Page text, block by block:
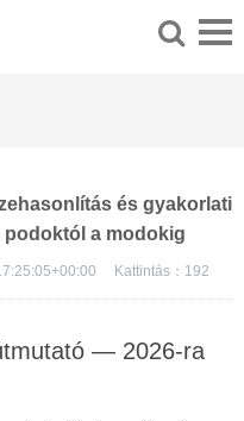
és gyakorlati
a modokig
Kattintás： 192
— 2026-ra